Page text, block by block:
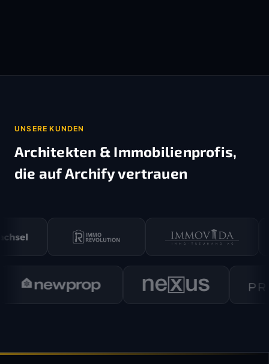
UNSERE KUNDEN
Architekten & Immobilienprofis,
die auf Archify vertrauen